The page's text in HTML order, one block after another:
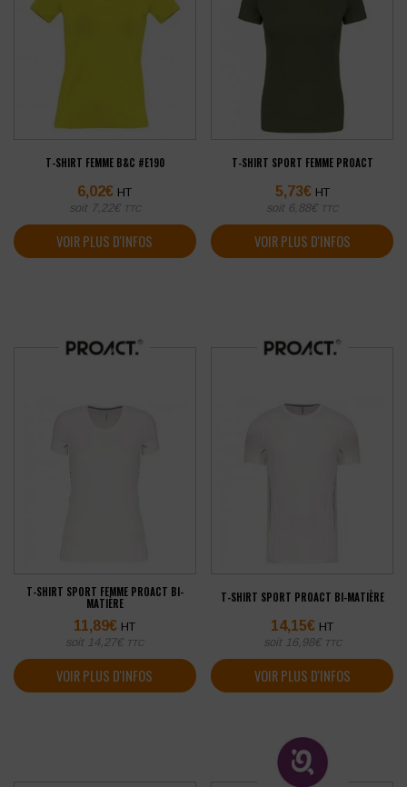
T-SHIRT FEMME B&C #E190
6,02€ HT
soit 7,22€ TTC
VOIR PLUS D'INFOS
T-SHIRT SPORT FEMME PROACT
5,73€ HT
soit 6,88€ TTC
VOIR PLUS D'INFOS
T-SHIRT SPORT FEMME PROACT BI-
MATIÈRE
11,89€ HT
soit 14,27€ TTC
VOIR PLUS D'INFOS
T-SHIRT SPORT PROACT BI-MATIÈRE
14,15€ HT
soit 16,98€ TTC
VOIR PLUS D'INFOS